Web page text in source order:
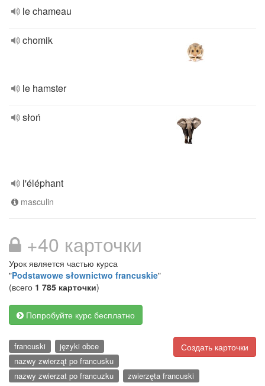
le chameau
chomik
le hamster
słoń
l'éléphant
masculin
+40 карточки
Урок является частью курса
"Podstawowe słownictwo francuskie"
(всего 1 785 карточки)
Попробуйте курс бесплатно
Создать карточки
francuski
języki obce
nazwy zwierząt po francusku
nazwy zwierzat po francuzku
zwierzęta francuski